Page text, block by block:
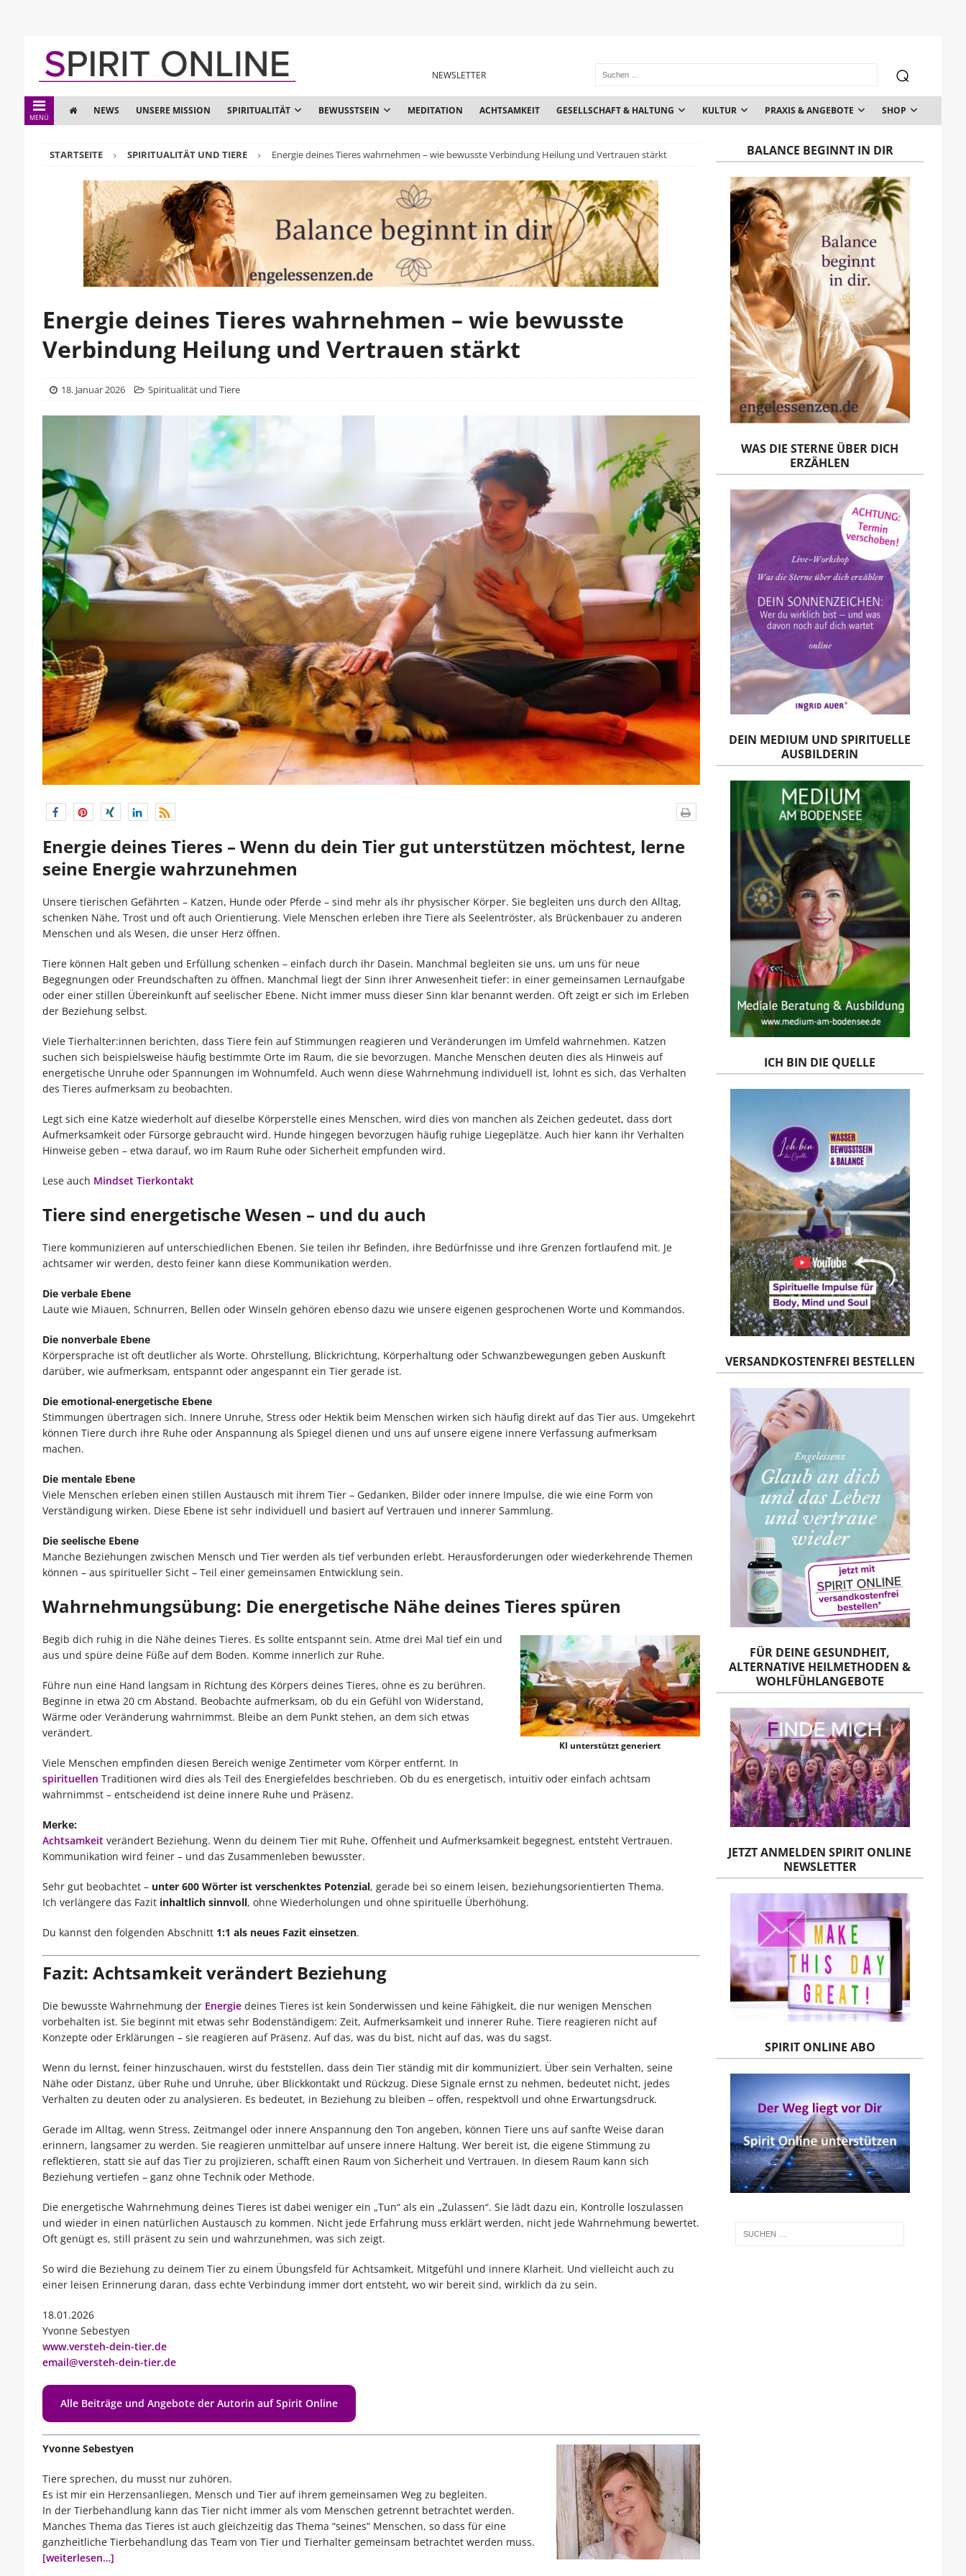
NEWSLETTER
MENÜ
NEWS UNSERE MISSION SPIRITUALITÄT BEWUSSTSEIN MEDITATION ACHTSAMKEIT GESELLSCHAFT & HALTUNG KULTUR PRAXIS & ANGEBOTE SHOP
STARTSEITE SPIRITUALITÄT UND TIERE Energie deines Tieres wahrnehmen – wie bewusste Verbindung Heilung und Vertrauen stärkt
Energie deines Tieres wahrnehmen – wie bewusste
Verbindung Heilung und Vertrauen stärkt
18. Januar 2026 Spiritualität und Tiere
Energie deines Tieres – Wenn du dein Tier gut unterstützen möchtest, lerne
seine Energie wahrzunehmen
Unsere tierischen Gefährten – Katzen, Hunde oder Pferde – sind mehr als ihr physischer Körper. Sie begleiten uns durch den Alltag,
schenken Nähe, Trost und oft auch Orientierung. Viele Menschen erleben ihre Tiere als Seelentröster, als Brückenbauer zu anderen
Menschen und als Wesen, die unser Herz öffnen.
Tiere können Halt geben und Erfüllung schenken – einfach durch ihr Dasein. Manchmal begleiten sie uns, um uns für neue
Begegnungen oder Freundschaften zu öffnen. Manchmal liegt der Sinn ihrer Anwesenheit tiefer: in einer gemeinsamen Lernaufgabe
oder einer stillen Übereinkunft auf seelischer Ebene. Nicht immer muss dieser Sinn klar benannt werden. Oft zeigt er sich im Erleben
der Beziehung selbst.
Viele Tierhalter:innen berichten, dass Tiere fein auf Stimmungen reagieren und Veränderungen im Umfeld wahrnehmen. Katzen
suchen sich beispielsweise häufig bestimmte Orte im Raum, die sie bevorzugen. Manche Menschen deuten dies als Hinweis auf
energetische Unruhe oder Spannungen im Wohnumfeld. Auch wenn diese Wahrnehmung individuell ist, lohnt es sich, das Verhalten
des Tieres aufmerksam zu beobachten.
Legt sich eine Katze wiederholt auf dieselbe Körperstelle eines Menschen, wird dies von manchen als Zeichen gedeutet, dass dort
Aufmerksamkeit oder Fürsorge gebraucht wird. Hunde hingegen bevorzugen häufig ruhige Liegeplätze. Auch hier kann ihr Verhalten
Hinweise geben – etwa darauf, wo im Raum Ruhe oder Sicherheit empfunden wird.
Lese auch Mindset Tierkontakt
Tiere sind energetische Wesen – und du auch
Tiere kommunizieren auf unterschiedlichen Ebenen. Sie teilen ihr Befinden, ihre Bedürfnisse und ihre Grenzen fortlaufend mit. Je
achtsamer wir werden, desto feiner kann diese Kommunikation werden.
Die verbale Ebene
Laute wie Miauen, Schnurren, Bellen oder Winseln gehören ebenso dazu wie unsere eigenen gesprochenen Worte und Kommandos.
Die nonverbale Ebene
Körpersprache ist oft deutlicher als Worte. Ohrstellung, Blickrichtung, Körperhaltung oder Schwanzbewegungen geben Auskunft
darüber, wie aufmerksam, entspannt oder angespannt ein Tier gerade ist.
Die emotional-energetische Ebene
Stimmungen übertragen sich. Innere Unruhe, Stress oder Hektik beim Menschen wirken sich häufig direkt auf das Tier aus. Umgekehrt
können Tiere durch ihre Ruhe oder Anspannung als Spiegel dienen und uns auf unsere eigene innere Verfassung aufmerksam
machen.
Die mentale Ebene
Viele Menschen erleben einen stillen Austausch mit ihrem Tier – Gedanken, Bilder oder innere Impulse, die wie eine Form von
Verständigung wirken. Diese Ebene ist sehr individuell und basiert auf Vertrauen und innerer Sammlung.
Die seelische Ebene
Manche Beziehungen zwischen Mensch und Tier werden als tief verbunden erlebt. Herausforderungen oder wiederkehrende Themen
können – aus spiritueller Sicht – Teil einer gemeinsamen Entwicklung sein.
Wahrnehmungsübung: Die energetische Nähe deines Tieres spüren
KI unterstützt generiert
Begib dich ruhig in die Nähe deines Tieres. Es sollte entspannt sein. Atme drei Mal tief ein und
aus und spüre deine Füße auf dem Boden. Komme innerlich zur Ruhe.
Führe nun eine Hand langsam in Richtung des Körpers deines Tieres, ohne es zu berühren.
Beginne in etwa 20 cm Abstand. Beobachte aufmerksam, ob du ein Gefühl von Widerstand,
Wärme oder Veränderung wahrnimmst. Bleibe an dem Punkt stehen, an dem sich etwas
verändert.
Viele Menschen empfinden diesen Bereich wenige Zentimeter vom Körper entfernt. In
spirituellen Traditionen wird dies als Teil des Energiefeldes beschrieben. Ob du es energetisch, intuitiv oder einfach achtsam
wahrnimmst – entscheidend ist deine innere Ruhe und Präsenz.
Merke:
Achtsamkeitverändert Beziehung. Wenn du deinem Tier mit Ruhe, Offenheit und Aufmerksamkeit begegnest, entsteht Vertrauen.
Kommunikation wird feiner – und das Zusammenleben bewusster.
Sehr gut beobachtet – unter 600 Wörter ist verschenktes Potenzial, gerade bei so einem leisen, beziehungsorientierten Thema.
Ich verlängere das Fazit inhaltlich sinnvoll, ohne Wiederholungen und ohne spirituelle Überhöhung.
Du kannst den folgenden Abschnitt 1:1 als neues Fazit einsetzen.
Fazit: Achtsamkeit verändert Beziehung
Die bewusste Wahrnehmung der Energiedeines Tieres ist kein Sonderwissen und keine Fähigkeit, die nur wenigen Menschen
vorbehalten ist. Sie beginnt mit etwas sehr Bodenständigem: Zeit, Aufmerksamkeit und innerer Ruhe. Tiere reagieren nicht auf
Konzepte oder Erklärungen – sie reagieren auf Präsenz. Auf das, was du bist, nicht auf das, was du sagst.
Wenn du lernst, feiner hinzuschauen, wirst du feststellen, dass dein Tier ständig mit dir kommuniziert. Über sein Verhalten, seine
Nähe oder Distanz, über Ruhe und Unruhe, über Blickkontakt und Rückzug. Diese Signale ernst zu nehmen, bedeutet nicht, jedes
Verhalten zu deuten oder zu analysieren. Es bedeutet, in Beziehung zu bleiben – offen, respektvoll und ohne Erwartungsdruck.
Gerade im Alltag, wenn Stress, Zeitmangel oder innere Anspannung den Ton angeben, können Tiere uns auf sanfte Weise daran
erinnern, langsamer zu werden. Sie reagieren unmittelbar auf unsere innere Haltung. Wer bereit ist, die eigene Stimmung zu
reflektieren, statt sie auf das Tier zu projizieren, schafft einen Raum von Sicherheit und Vertrauen. In diesem Raum kann sich
Beziehung vertiefen – ganz ohne Technik oder Methode.
Die energetische Wahrnehmung deines Tieres ist dabei weniger ein „Tun“ als ein „Zulassen“. Sie lädt dazu ein, Kontrolle loszulassen
und wieder in einen natürlichen Austausch zu kommen. Nicht jede Erfahrung muss erklärt werden, nicht jede Wahrnehmung bewertet.
Oft genügt es, still präsent zu sein und wahrzunehmen, was sich zeigt.
So wird die Beziehung zu deinem Tier zu einem Übungsfeld für Achtsamkeit, Mitgefühl und innere Klarheit. Und vielleicht auch zu
einer leisen Erinnerung daran, dass echte Verbindung immer dort entsteht, wo wir bereit sind, wirklich da zu sein.
18.01.2026
Yvonne Sebestyen
www.versteh-dein-tier.de
email@versteh-dein-tier.de
Alle Beiträge und Angebote der Autorin auf Spirit Online
Yvonne Sebestyen
Tiere sprechen, du musst nur zuhören.
Es ist mir ein Herzensanliegen, Mensch und Tier auf ihrem gemeinsamen Weg zu begleiten.
In der Tierbehandlung kann das Tier nicht immer als vom Menschen getrennt betrachtet werden.
Manches Thema das Tieres ist auch gleichzeitig das Thema “seines” Menschen, so dass für eine
ganzheitliche Tierbehandlung das Team von Tier und Tierhalter gemeinsam betrachtet werden muss.
[weiterlesen…]
BALANCE BEGINNT IN DIR
WAS DIE STERNE ÜBER DICH
ERZÄHLEN
DEIN MEDIUM UND SPIRITUELLE
AUSBILDERIN
ICH BIN DIE QUELLE
VERSANDKOSTENFREI BESTELLEN
FÜR DEINE GESUNDHEIT,
ALTERNATIVE HEILMETHODEN &
WOHLFÜHLANGEBOTE
JETZT ANMELDEN SPIRIT ONLINE
NEWSLETTER
SPIRIT ONLINE ABO